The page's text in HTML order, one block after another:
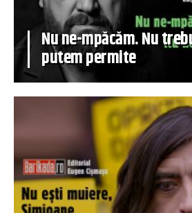
Nu ne-mpăcăm. Nu
putem permite